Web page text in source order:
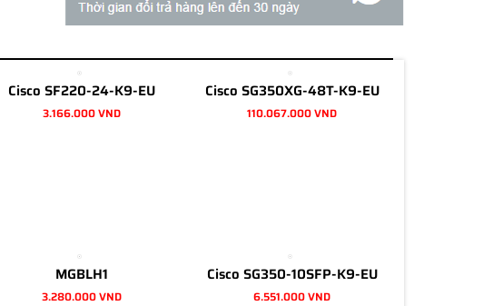
Cisco SF220-24-K9-EU
3.166.000 VND
Cisco SG350XG-48T-K9-EU
110.067.000 VND
MGBLH1
3.280.000 VND
Cisco SG350-10SFP-K9-EU
6.551.000 VND